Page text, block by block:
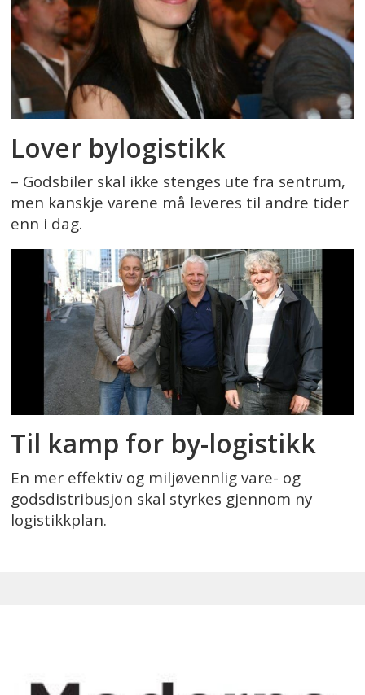
Lover bylogistikk
– Godsbiler skal ikke stenges ute fra sentrum,
men kanskje varene må leveres til andre tider
enn i dag.
Til kamp for by-logistikk
En mer effektiv og miljøvennlig vare- og
godsdistribusjon skal styrkes gjennom ny
logistikkplan.